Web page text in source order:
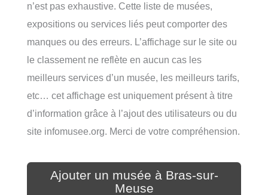
n’est pas exhaustive. Cette liste de musées,
expositions ou services liés peut comporter des
manques ou des erreurs. L’affichage sur le site ou
le classement ne reflète en aucun cas les
meilleurs services d’un musée, les meilleurs tarifs,
etc… cet affichage est uniquement présent à titre
d’information grâce à l’ajout des utilisateurs ou du
site infomusee.org. Merci de votre compréhension.
Ajouter un musée à Bras-sur-
Meuse